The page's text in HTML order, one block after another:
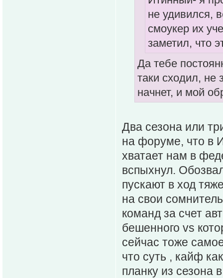
не удивился,
смоукер их
заметил, что
Да тебе
таки сходил, не
начнет, и мой
Два сезона или
на форуме, что в
хватает нам в
вспыхнул.
пускают в ход
на свои
команд за счет
бешенного vs
сейчас тоже
что суть , кайф
планку из сезона